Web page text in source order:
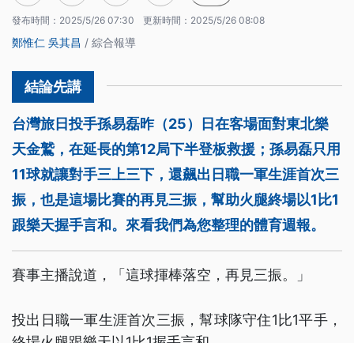
發布時間： 2025/5/26 07:30 更新時間： 2025/5/26 08:08
鄭惟仁 吳其昌 / 綜合報導
台灣旅日投手孫易磊昨（25）日在客場面對東北樂
天金鷲，在延長的第12局下半登板救援；孫易磊只用
11球就讓對手三上三下，還飆出日職一軍生涯首次三
振，也是這場比賽的再見三振，幫助火腿終場以1比1
跟樂天握手言和。來看我們為您整理的體育週報。
賽事主播說道，「這球揮棒落空，再見三振。」
投出日職一軍生涯首次三振，幫球隊守住1比1平手，